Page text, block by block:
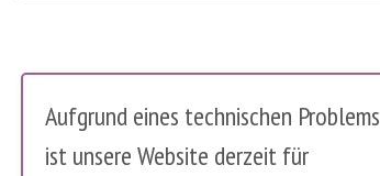
Aufgrund eines technischen Problems
ist unsere Website derzeit für